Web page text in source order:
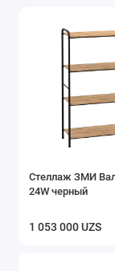
Стеллаж ЗМИ
24W черный
1 053 000 UZS